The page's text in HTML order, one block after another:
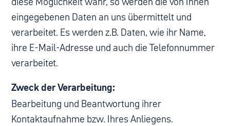
eingegebenen Daten an uns übermittelt und
verarbeitet. Es werden z.B. Daten, wie ihr Name,
ihre E-Mail-Adresse und auch die Telefonnummer
verarbeitet.
Zweck der Verarbeitung:
Bearbeitung und Beantwortung ihrer
Kontaktaufnahme bzw. Ihres Anliegens.